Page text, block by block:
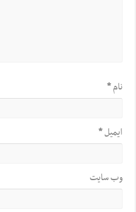
نام*
ایمیل*
وب‌ سایت